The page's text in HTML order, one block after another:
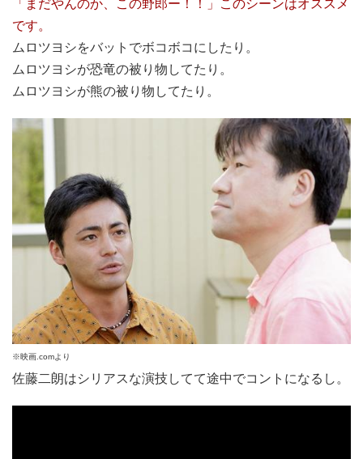
「まだやんのか、この野郎ー！！」このシーンはオススメ
です。
ムロツヨシをバットでボコボコにしたり。
ムロツヨシが恐竜の被り物してたり。
ムロツヨシが熊の被り物してたり。
※映画.comより
佐藤二朗はシリアスな演技してて途中でコントになるし。